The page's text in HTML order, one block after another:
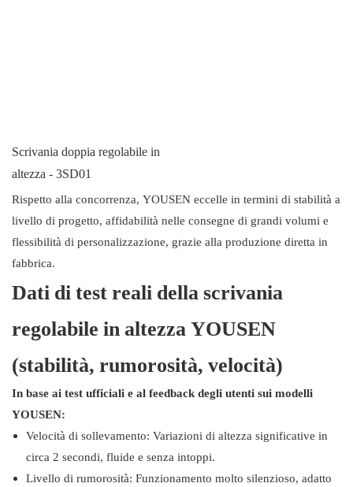
Scrivania doppia regolabile in
altezza - 3SD01
Rispetto alla concorrenza, YOUSEN eccelle in termini di stabilità a
livello di progetto, affidabilità nelle consegne di grandi volumi e
flessibilità di personalizzazione, grazie alla produzione diretta in
fabbrica.
Dati di test reali della scrivania
regolabile in altezza YOUSEN
(stabilità, rumorosità, velocità)
In base ai test ufficiali e al feedback degli utenti sui modelli
YOUSEN:
Velocità di sollevamento: Variazioni di altezza significative in
circa 2 secondi, fluide e senza intoppi.
Livello di rumorosità: Funzionamento molto silenzioso, adatto